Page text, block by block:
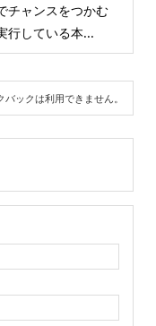
チャンスをつかむ
行している本...
バックは利用できません。